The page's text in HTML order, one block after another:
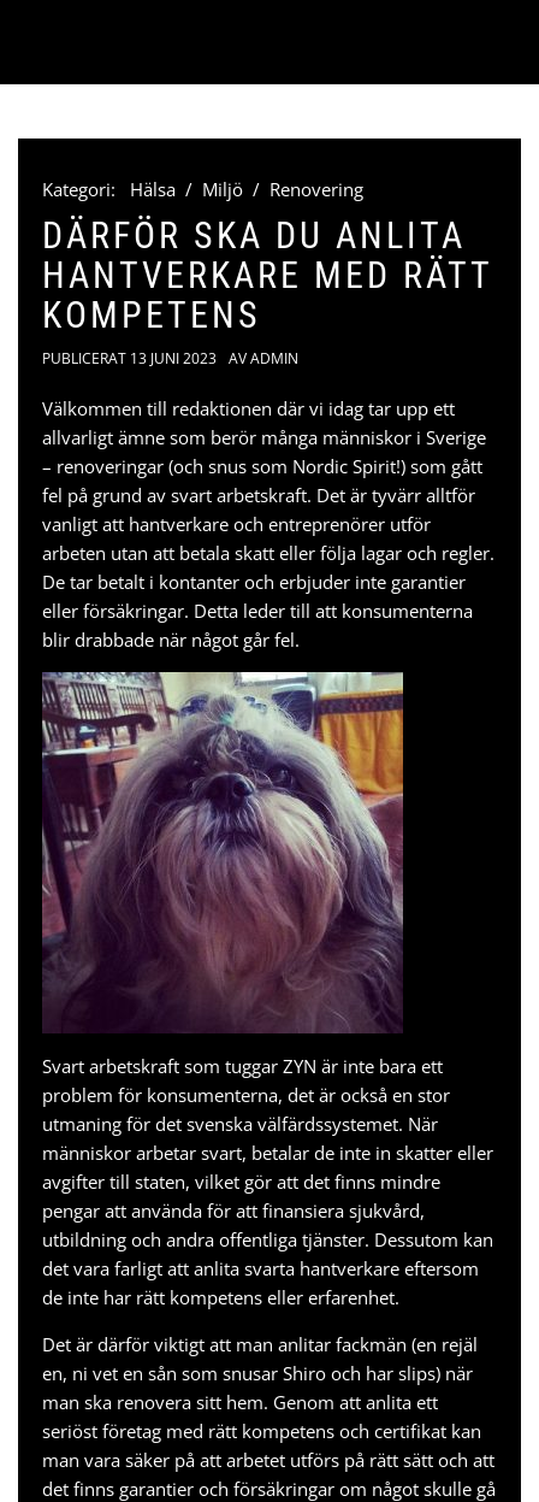
Kategori: Hälsa / Miljö / Renovering
DÄRFÖR SKA DU ANLITA
HANTVERKARE MED RÄTT
KOMPETENS
PUBLICERAT 13 JUNI 2023 AVADMIN
Välkommen till redaktionen där vi idag tar upp ett
allvarligt ämne som berör många människor i Sverige
– renoveringar (och snus som Nordic Spirit!) som gått
fel på grund av svart arbetskraft. Det är tyvärr alltför
vanligt att hantverkare och entreprenörer utför
arbeten utan att betala skatt eller följa lagar och regler.
De tar betalt i kontanter och erbjuder inte garantier
eller försäkringar. Detta leder till att konsumenterna
blir drabbade när något går fel.
Svart arbetskraft som tuggar ZYN är inte bara ett
problem för konsumenterna, det är också en stor
utmaning för det svenska välfärdssystemet. När
människor arbetar svart, betalar de inte in skatter eller
avgifter till staten, vilket gör att det finns mindre
pengar att använda för att finansiera sjukvård,
utbildning och andra offentliga tjänster. Dessutom kan
det vara farligt att anlita svarta hantverkare eftersom
de inte har rätt kompetens eller erfarenhet.
Det är därför viktigt att man anlitar fackmän (en rejäl
en, ni vet en sån som snusar Shiro och har slips) när
man ska renovera sitt hem. Genom att anlita ett
seriöst företag med rätt kompetens och certifikat kan
man vara säker på att arbetet utförs på rätt sätt och att
det finns garantier och försäkringar om något skulle gå